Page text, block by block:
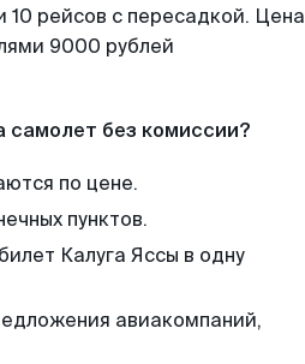
рейсов с пересадкой. Цена
9000 рублей
самолет без комиссии?
по цене.
пунктов.
Калуга Яссы в одну
авиакомпаний,